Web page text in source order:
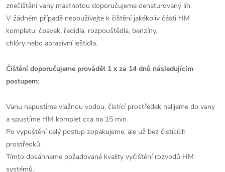
znečištění vany mastnotou doporučujeme denaturovaný líh.
V žádném případě nepoužívejte k čištění jakékoliv části HM
kompletu: čpavek, ředidla, rozpouštědla, benzíny,
chlóry nebo abrasivní leštidla.
Čištění doporučujeme provádět 1 x za 14 dnů následujícím
postupem:
Vanu napustíme vlažnou vodou, čistící prostředek nalijeme do vany
a spustíme HM komplet cca na 15 min.
Po vypuštění celý postup zopakujeme, ale už bez čistících
prostředků.
Tímto dosáhneme požadované kvality vyčištění rozvodů HM
systémů.